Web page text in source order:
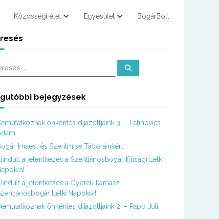
Közösségi élet Egyesület BogárBolt
K
bejegyzések
önkéntes díjazottjaink 3. – Latinovics
Imaest és Szentmise Táborainkért
a jelentkezés a Szentjánosbogár Ifjúsági Lelki
a jelentkezés a Gyerek-kamasz
Lelki Napokra!
önkéntes díjazottjaink 2. – Papp Juli